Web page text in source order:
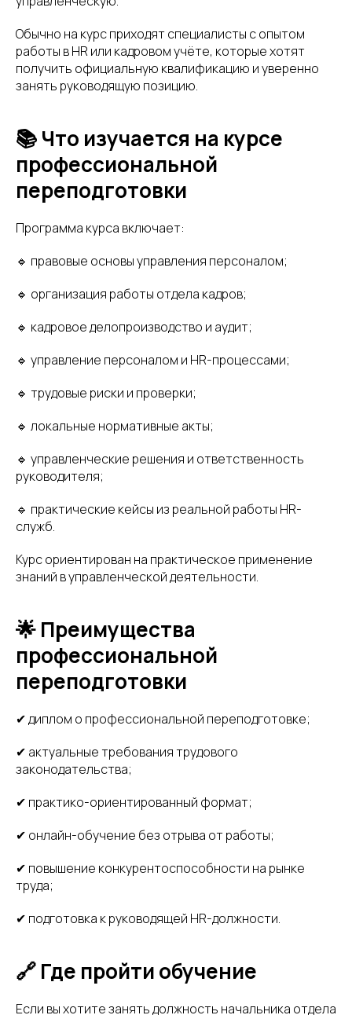
Обычно на курс приходят специалисты с опытом
работы в HR или кадровом учёте, которые хотят
получить официальную квалификацию и уверенно
занять руководящую позицию.
📚 Что изучается на курсе
профессиональной
переподготовки
Программа курса включает:
🔹 правовые основы управления персоналом;
🔹 организация работы отдела кадров;
🔹 кадровое делопроизводство и аудит;
🔹 управление персоналом и HR-процессами;
🔹 трудовые риски и проверки;
🔹 локальные нормативные акты;
🔹 управленческие решения и ответственность
руководителя;
🔹 практические кейсы из реальной работы HR-
служб.
Курс ориентирован на практическое применение
знаний в управленческой деятельности.
🌟 Преимущества
профессиональной
переподготовки
✔ диплом о профессиональной переподготовке;
✔ актуальные требования трудового
законодательства;
✔ практико-ориентированный формат;
✔ онлайн-обучение без отрыва от работы;
✔ повышение конкурентоспособности на рынке
труда;
✔ подготовка к руководящей HR-должности.
🔗 Где пройти обучение
Если вы хотите занять должность начальника отдела